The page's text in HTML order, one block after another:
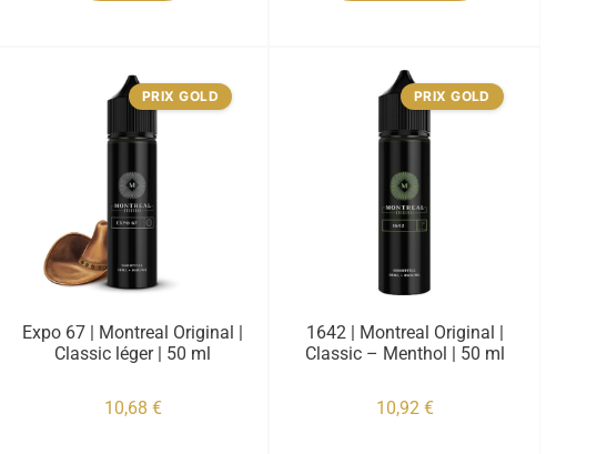
PRIX GOLD
Expo 67 | Montreal Original |
Classic léger | 50 ml
10,68 €
PRIX GOLD
1642 | Montreal Original |
Classic – Menthol | 50 ml
10,92 €